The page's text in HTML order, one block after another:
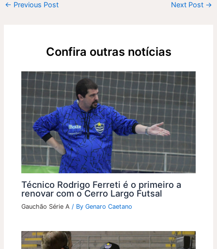
← Previous Post Next Post →
Confira outras notícias
Técnico Rodrigo Ferreti é o primeiro a
renovar com o Cerro Largo Futsal
Gauchão Série A / ByGenaro Caetano